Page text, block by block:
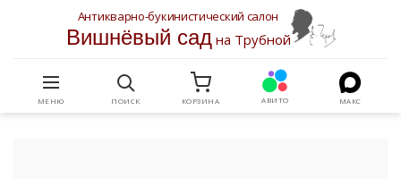
Антикварно-букинистический салон
Вишнёвый садна Трубной
МЕНЮ ПОИСК КОРЗИНА АВИТО МАКС